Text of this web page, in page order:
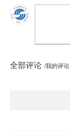
全部评论 /我的评论